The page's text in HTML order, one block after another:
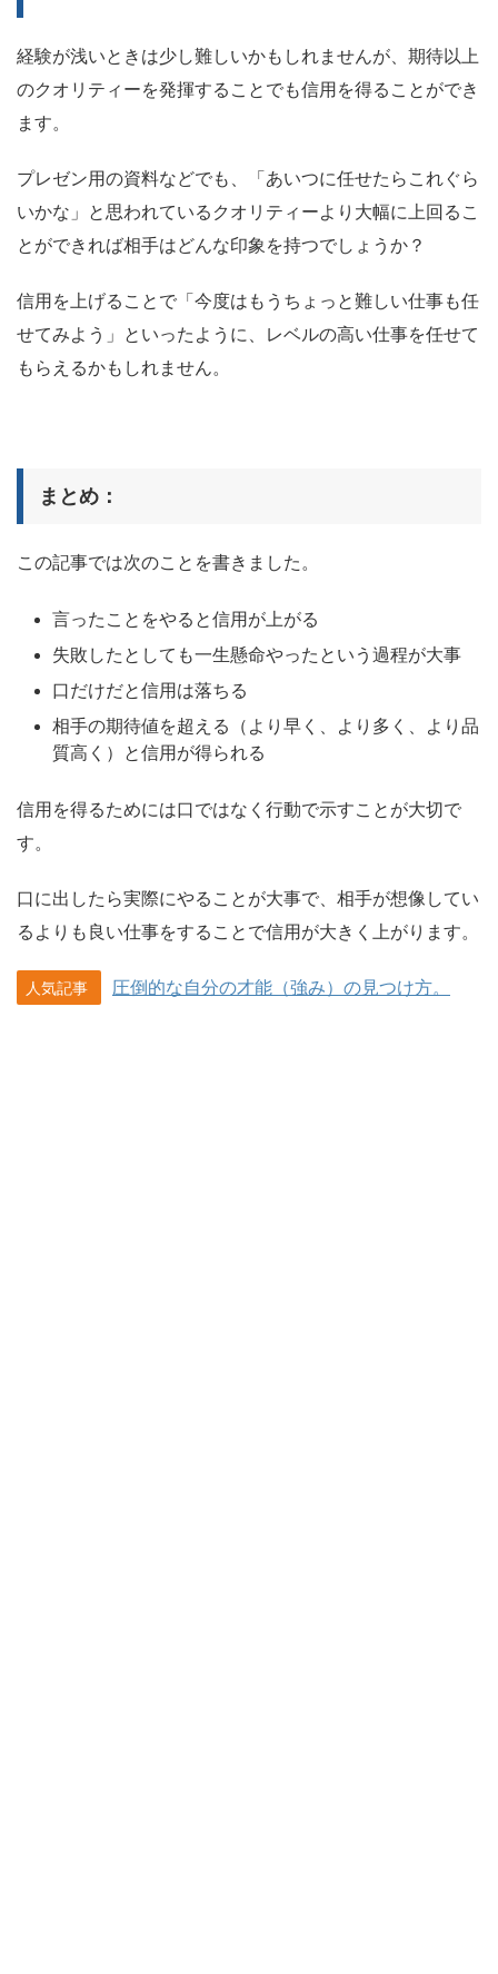
経験が浅いときは少し難しいかもしれませんが、期待以上
のクオリティーを発揮することでも信用を得ることができ
ます。
プレゼン用の資料などでも、「あいつに任せたらこれぐら
いかな」と思われているクオリティーより 大幅に上回る こ
とができれば相手はどんな印象を持つでしょうか？
信用を上げることで「今度はもうちょっと難しい仕事も任
せてみよう」といったように、レベルの高い仕事を任せて
もらえるかもしれません。
まとめ：
この記事では次のことを書きました。
言ったことをやると信用が上がる
失敗したとしても一生懸命やったという過程が大事
口だけだと信用は落ちる
相手の期待値を超える（より早く、より多く、より品
質高く）と信用が得られる
信用を得るためには口ではなく行動で示すことが大切で
す。
口に出したら実際にやることが大事で、相手が想像してい
るよりも良い仕事をすることで信用が大きく上がります。
人気記事 圧倒的な自分の才能（強み）の見つけ方。